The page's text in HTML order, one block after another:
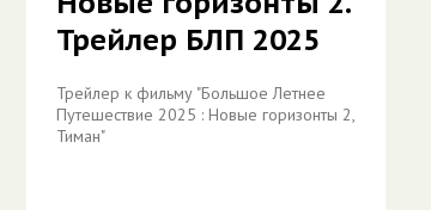
Трейлер БЛП 2025
Трейлер к фильму "Большое Летнее
Путешествие 2025 : Новые горизонты 2,
Тиман"